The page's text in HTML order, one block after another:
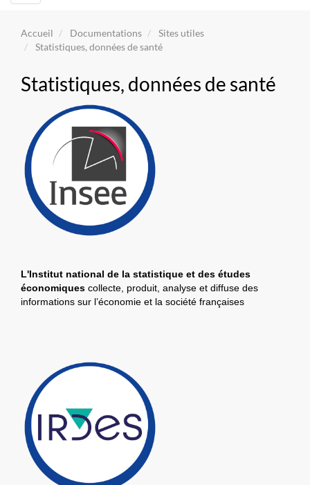
navigation
Accueil Documentations
Sites utiles
Statistiques, données de santé
Statistiques, données de santé
L'Institut national de la statistique et des études
économiques collecte, produit, analyse et diffuse des
informations sur l’économie et la société françaises